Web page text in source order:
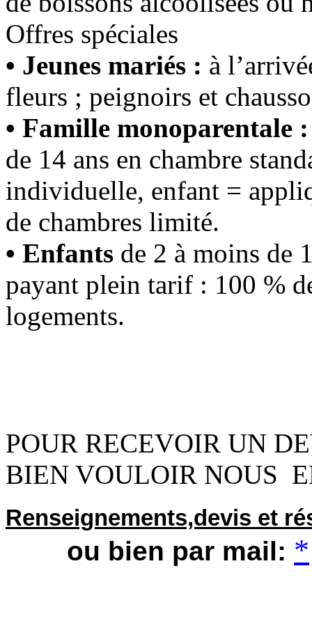
Offres spéciales
• Jeunes mariés : à
fleurs ; peignoirs et
• Famille monoparentale :
de 14 ans en chambre
individuelle, enfant =
de chambres limité.
• Enfants de 2 à moins de
payant plein tarif : 100 %
logements.
POUR RECEVOIR UN
BIEN VOULOIR NOUS
Renseignements,devis et
ou bien par mail: *